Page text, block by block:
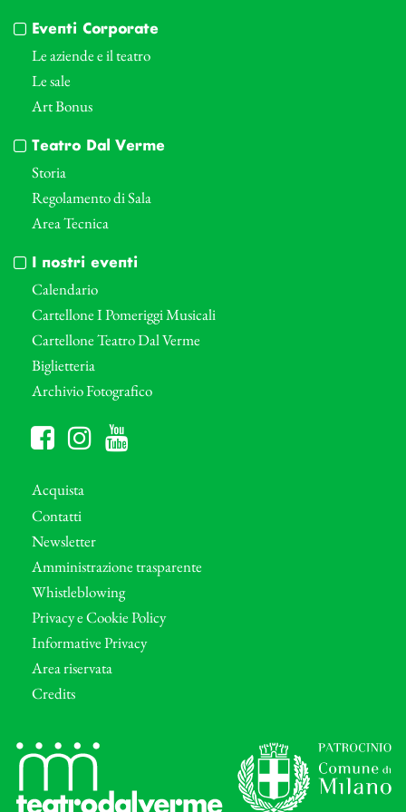
Eventi Corporate
Le aziende e il teatro
Le sale
Art Bonus
Teatro Dal Verme
Storia
Regolamento di Sala
Area Tecnica
I nostri eventi
Calendario
Cartellone I Pomeriggi Musicali
Cartellone Teatro Dal Verme
Biglietteria
Archivio Fotografico
Acquista
Contatti
Newsletter
Amministrazione trasparente
Whistleblowing
Privacy e Cookie Policy
Informative Privacy
Area riservata
Credits